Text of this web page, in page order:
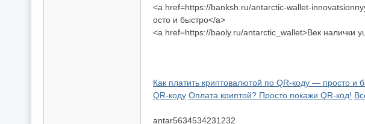
<a href=https://banksh.ru/antarctic-wallet-
осто и быстро</a>
<a href=https://baoly.ru/antarctic_wallet>Век налички
Как платить криптовалютой по QR-коду — просто и
QR-коду Оплата криптой? Просто покажи QR-код!
antar5634534231232